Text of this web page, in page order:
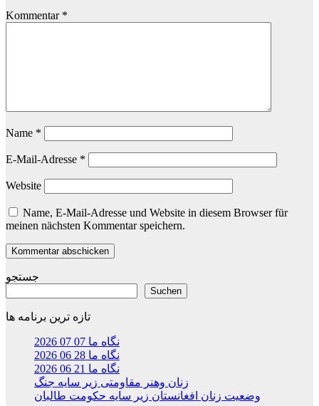
Kommentar *
Name *
E-Mail-Adresse *
Website
Name, E-Mail-Adresse und Website in diesem Browser für
meinen nächsten Kommentar speichern.
جستجو
Suchen
تازه ترین برنامه ها
نگاه ما 07 07 2026
نگاه ما 28 06 2026
نگاه ما 21 06 2026
زنان وهنر مقاومتی زیر سایه جنگ
وضعیت زنان افغانستان زیر سایه حکومت طالبان